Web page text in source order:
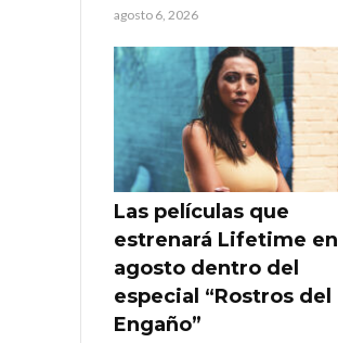
agosto 6, 2026
Las películas que
estrenará Lifetime en
agosto dentro del
especial “Rostros del
Engaño”